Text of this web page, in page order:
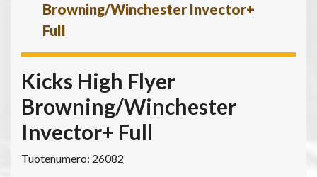
Browning/Winchester Invector+
Full
Kicks High Flyer
Browning/Winchester
Invector+ Full
Tuotenumero: 26082